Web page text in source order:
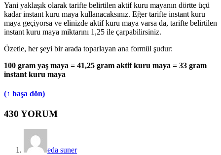
Yani yaklaşık olarak tarifte belirtilen aktif kuru mayanın dörtte üçü
kadar instant kuru maya kullanacaksınız. Eğer tarifte instant kuru
maya geçiyorsa ve elinizde aktif kuru maya varsa da, tarifte belirtilen
instant kuru maya miktarını 1,25 ile çarpabilirsiniz.
Özetle, her şeyi bir arada toparlayan ana formül şudur:
100 gram yaş maya = 41,25 gram aktif kuru maya = 33 gram
instant kuru maya
(↑ başa dön)
Okuyucu
Etkileşimi
430 YORUM
eda suner